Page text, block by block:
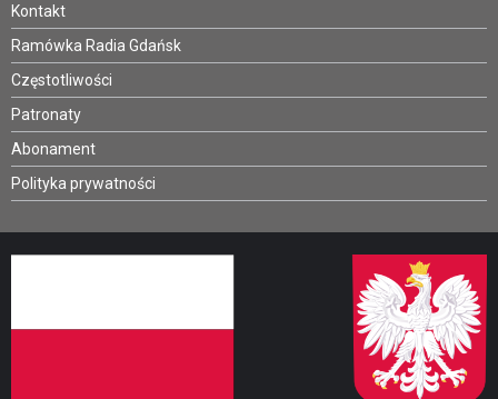
Kontakt
Ramówka Radia Gdańsk
Częstotliwości
Patronaty
Abonament
Polityka prywatności